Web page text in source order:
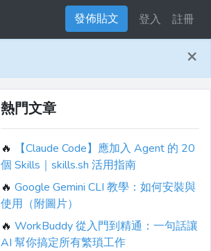
發佈貼文 登入 註冊
×
熱門文章
🔥
【Claude Code】應加入 Agent 的 20
個 Skills｜skills.sh 活用指南
🔥 Google Gemini CLI 教學：如何安裝與
使用（附圖片）
🔥 WorkBuddy 從入門到精通：一句話讓
AI 幫你搞定所有繁瑣工作